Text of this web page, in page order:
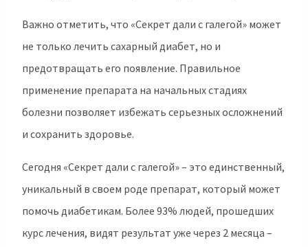
Важно отметить, что «Секрет дали с галегой» может
не только лечить сахарный диабет, но и
предотвращать его появление. Правильное
применение препарата на начальных стадиях
болезни позволяет избежать серьезных осложнений
и сохранить здоровье.
Сегодня «Секрет дали с галегой» – это единственный,
уникальный в своем роде препарат, который может
помочь диабетикам. Более 93% людей, прошедших
курс лечения, видят результат уже через 2 месяца –